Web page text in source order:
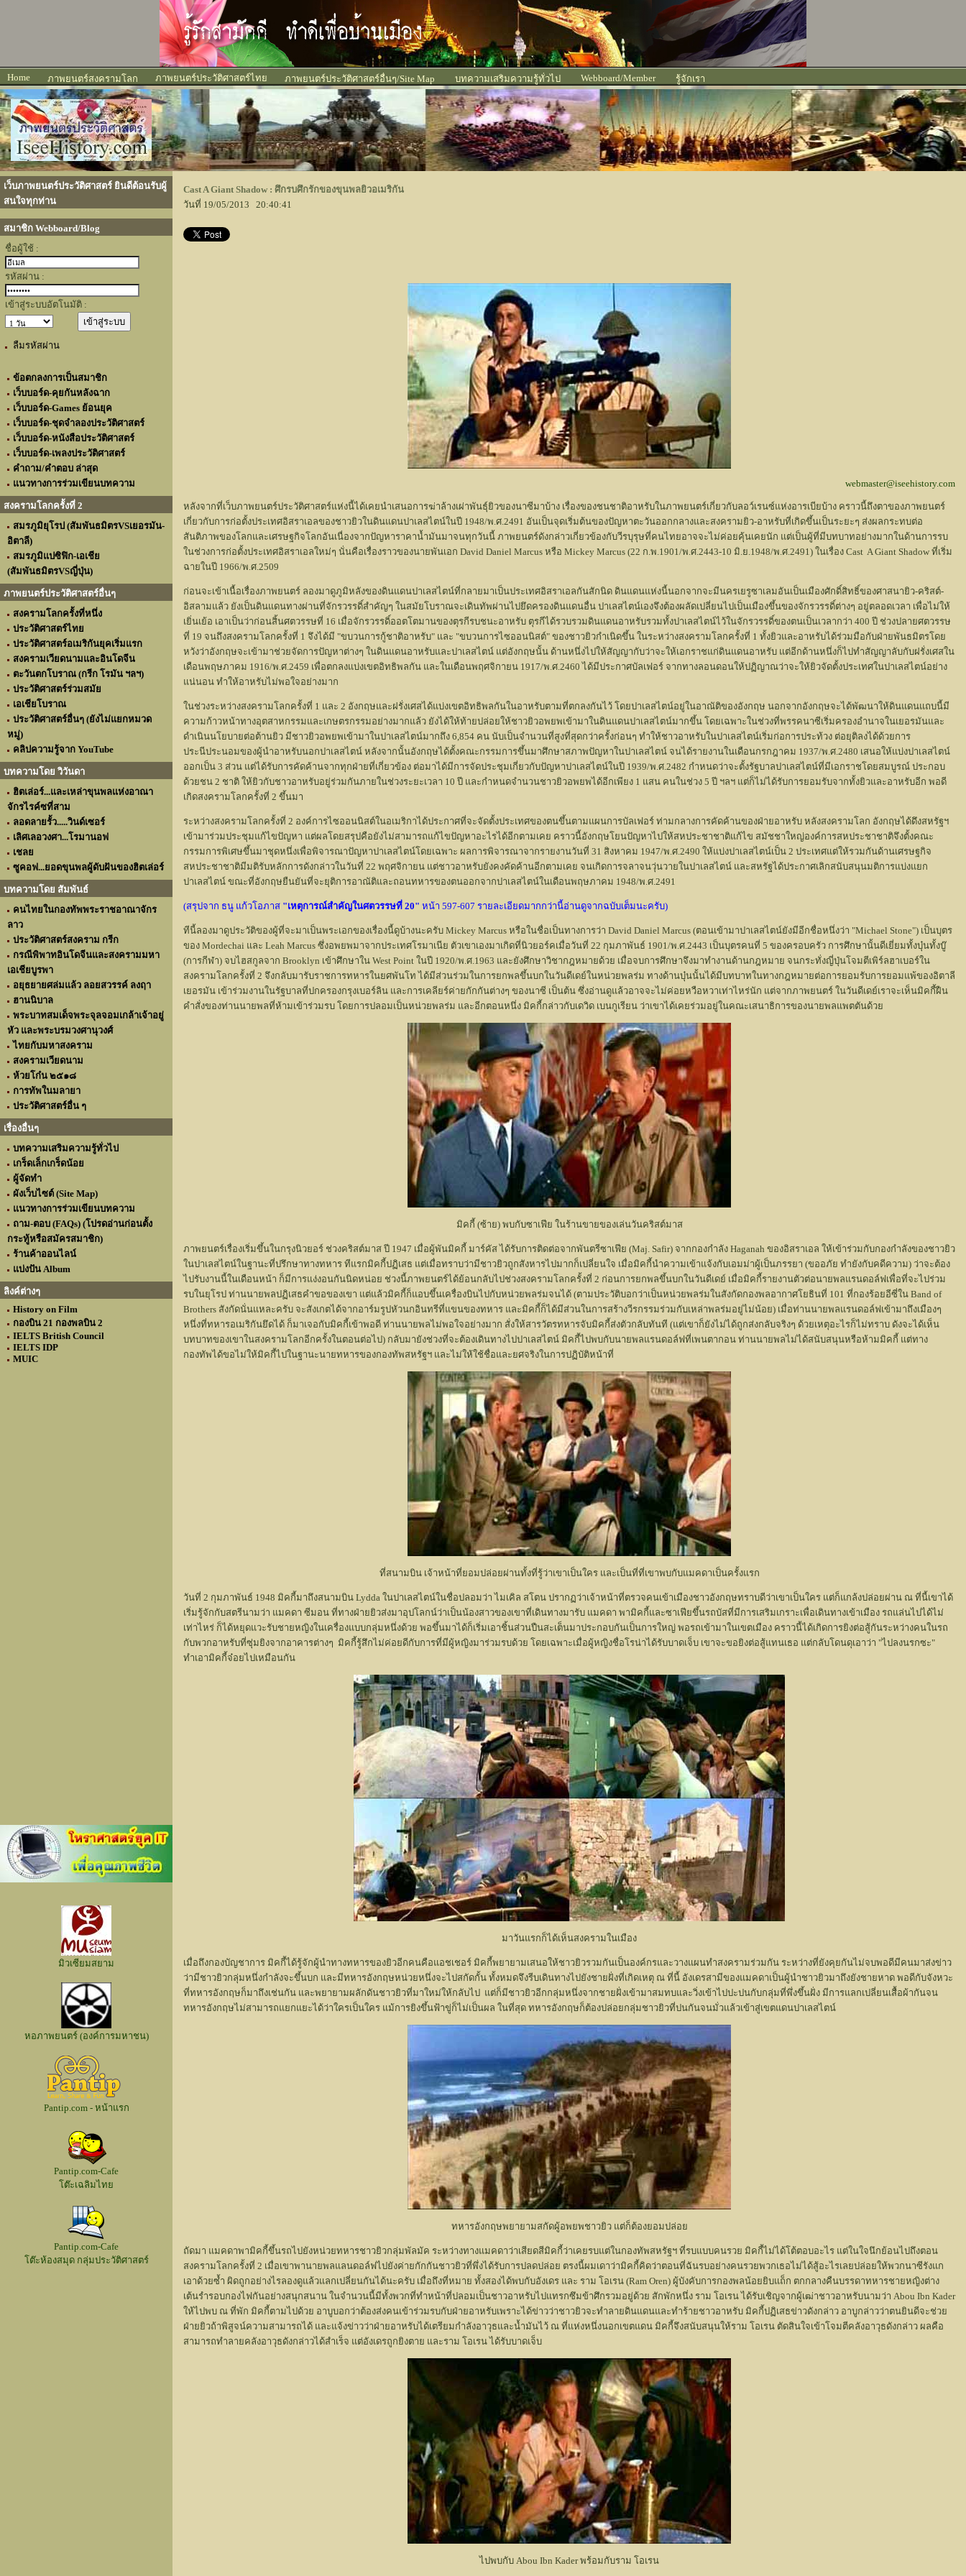
Home ภาพยนตร์สงครามโลก ภาพยนตร์ประวัติศาสตร์ไทย ภาพยนตร์ประวัติศาสตร์อื่นๆ/Site Map บทความเสริมความรู้ทั่วไป Webboard/Member รู้จักเรา
เว็บภาพยนตร์ประวัติศาสตร์ ยินดีต้อนรับผู้
สนใจทุกท่าน
สมาชิก Webboard/Blog
ชื่อผู้ใช้ :
รหัสผ่าน :
เข้าสู่ระบบอัตโนมัติ :
ลืมรหัสผ่าน
ข้อตกลงการเป็นสมาชิก
เว็บบอร์ด-คุยกันหลังฉาก
เว็บบอร์ด-Games ย้อนยุค
เว็บบอร์ด-ชุดจำลองประวัติศาสตร์
เว็บบอร์ด-หนังสือประวัติศาสตร์
เว็บบอร์ด-เพลงประวัติศาสตร์
คำถาม/คำตอบ ล่าสุด
แนวทางการร่วมเขียนบทความ
สงครามโลกครั้งที่ 2
สมรภูมิยุโรป (สัมพันธมิตรVSเยอรมัน-
อิตาลี)
สมรภูมิแปซิฟิก-เอเชีย
(สัมพันธมิตรVSญี่ปุ่น)
ภาพยนตร์ประวัติศาสตร์อื่นๆ
สงครามโลกครั้งที่หนึ่ง
ประวัติศาสตร์ไทย
ประวัติศาสตร์อเมริกันยุคเริ่มแรก
สงครามเวียดนามและอินโดจีน
ตะวันตกโบราณ (กรีก โรมัน ฯลฯ)
ประวัติศาสตร์ร่วมสมัย
เอเชียโบราณ
ประวัติศาสตร์อื่นๆ (ยังไม่แยกหมวด
หมู่)
คลิปความรู้จาก YouTube
บทความโดย วิวันดา
ฮิตเล่อร์...และเหล่าขุนพลแห่งอาณา
จักรไรค์ซที่สาม
ลอดลายรั้ว.....วินด์เซอร์
เลิศเลอวงศา...โรมานอฟ
เชลย
ซูคอฟ...ยอดขุนพลผู้ดับฝันของฮิตเล่อร์
บทความโดย สัมพันธ์
คนไทยในกองทัพพระราชอาณาจักร
ลาว
ประวัติศาสตร์สงคราม กรีก
กรณีพิพาทอินโดจีนและสงครามมหา
เอเชียบูรพา
อยุธยายศล่มแล้ว ลอยสวรรค์ ลงฤา
ฮานนิบาล
พระบาทสมเด็จพระจุลจอมเกล้าเจ้าอยู่
หัว และพระบรมวงศานุวงศ์
ไทยกับมหาสงคราม
สงครามเวียดนาม
ห้วยโก๋น ๒๕๑๘
การทัพในมลายา
ประวัติศาสตร์อื่น ๆ
เรื่องอื่นๆ
บทความเสริมความรู้ทั่วไป
เกร็ดเล็กเกร็ดน้อย
ผู้จัดทำ
ผังเว็บไซต์ (Site Map)
แนวทางการร่วมเขียนบทความ
ถาม-ตอบ (FAQs) (โปรดอ่านก่อนตั้ง
กระทู้หรือสมัครสมาชิก)
ร้านค้าออนไลน์
แบ่งปัน Album
ลิงค์ต่างๆ
History on Film
กองบิน 21 กองพลบิน 2
IELTS British Council
IELTS IDP
MUIC
มิวเซียมสยาม
หอภาพยนตร์ (องค์การมหาชน)
Pantip.com - หน้าแรก
Pantip.com-Cafe
โต๊ะเฉลิมไทย
Pantip.com-Cafe
โต๊ะห้องสมุด กลุ่มประวัติศาสตร์
Cast A Giant Shadow : ศึกรบศึกรักของขุนพลยิวอเมริกัน
วันที่ 19/05/2013 20:40:41
webmaster@iseehistory.com
หลังจากที่เว็บภาพยนตร์ประวัติศาสตร์แห่งนี้ได้เคยนำเสนอการฆ่าล้างเผ่าพันธุ์ยิวของนาซีมาบ้าง เรื่องของชนชาติอาหรับในภาพยนตร์เกี่ยวกับลอว์เรนซ์แห่งอารเบียบ้าง คราวนี้ถึงตาของภาพยนตร์
เกี่ยวกับการก่อตั้งประเทศอิสราเอลของชาวยิวในดินแดนปาเลสไตน์ในปี 1948/พ.ศ.2491 อันเป็นจุดเริ่มต้นของปัญหาตะวันออกกลางและสงครามยิว-อาหรับที่เกิดขึ้นเป็นระยะๆ ส่งผลกระทบต่อ
สันติภาพของโลกและเศรษฐกิจโลกอันเนื่องจากปัญหาราคาน้ำมันมาจนทุกวันนี้ ภาพยนตร์ดังกล่าวเกี่ยวข้องกับวีรบุรุษที่คนไทยอาจจะไม่ค่อยคุ้นเคยนัก แต่เป็นผู้ที่มีบทบาทอย่างมากในด้านการรบ
ในช่วงการก่อตั้งประเทศอิสราเอลใหม่ๆ นั่นคือเรื่องราวของนายพันเอก David Daniel Marcus หรือ Mickey Marcus (22 ก.พ.1901/พ.ศ.2443-10 มิ.ย.1948/พ.ศ.2491) ในเรื่อง Cast A Giant Shadow ที่เริ่ม
ฉายในปี 1966/พ.ศ.2509
ก่อนจะเข้าเนื้อเรื่องภาพยนตร์ ลองมาดูภูมิหลังของดินแดนปาเลสไตน์ที่กลายมาเป็นประเทศอิสราเอลกันสักนิด ดินแดนแห่งนี้นอกจากจะมีนครเยรูซาเลมอันเป็นเมืองศักดิ์สิทธิ์ของศาสนายิว-คริสต์-
อิสลามแล้ว ยังเป็นดินแดนทางผ่านที่จักรวรรดิ์สำคัญๆ ในสมัยโบราณจะเดินทัพผ่านไปยึดครองดินแดนอื่น ปาเลสไตน์เองจึงต้องผลัดเปลี่ยนไปเป็นเมืองขึ้นของจักรวรรดิ์ต่างๆ อยู่ตลอดเวลา เพื่อไม่ให้
เยิ่นเย้อ เอาเป็นว่าก่อนสิ้นศตวรรษที่ 16 เมื่อจักรวรรดิ์ออตโตมานของตุรกีรบชนะอาหรับ ตุรกีได้รวบรวมดินแดนอาหรับรวมทั้งปาเลสไตน์ไว้ในจักรวรรดิ์ของตนเป็นเวลากว่า 400 ปี ช่วงปลายศตวรรษ
ที่ 19 จนถึงสงครามโลกครั้งที่ 1 จึงได้มี "ขบวนการกู้ชาติอาหรับ" และ "ขบวนการไซออนนิสต์" ของชาวยิวกำเนิดขึ้น ในระหว่างสงครามโลกครั้งที่ 1 ทั้งยิวและอาหรับได้ร่วมมือกับฝ่ายพันธมิตรโดย
หวังว่าอังกฤษจะเข้ามาช่วยจัดการปัญหาต่างๆ ในดินแดนอาหรับและปาเลสไตน์ แต่อังกฤษนั้น ด้านหนึ่งไปให้สัญญากับว่าจะให้เอกราชแก่ดินแดนอาหรับ แต่อีกด้านหนึ่งก็ไปทำสัญญาลับกับฝรั่งเศสใน
เดือนพฤษภาคม 1916/พ.ศ.2459 เพื่อตกลงแบ่งเขตอิทธิพลกัน และในเดือนพฤศจิกายน 1917/พ.ศ.2460 ได้มีประกาศบัลเฟอร์ จากทางลอนดอนให้ปฏิญาณว่าจะให้ยิวจัดตั้งประเทศในปาเลสไตน์อย่าง
แน่นอน ทำให้อาหรับไม่พอใจอย่างมาก
ในช่วงระหว่างสงครามโลกครั้งที่ 1 และ 2 อังกฤษและฝรั่งเศสได้แบ่งเขตอิทธิพลกันในอาหรับตามที่ตกลงกันไว้ โดยปาเลสไตน์อยู่ในอาณัติของอังกฤษ นอกจากอังกฤษจะได้พัฒนาให้ดินแดนแถบนี้มี
ความก้าวหน้าทางอุตสาหกรรมและเกษตรกรรมอย่างมากแล้ว ยังได้ให้ท้ายปล่อยให้ชาวยิวอพยพเข้ามาในดินแดนปาเลสไตน์มากขึ้น โดยเฉพาะในช่วงที่พรรคนาซีเริ่มครองอำนาจในเยอรมันและ
ดำเนินนโยบายต่อต้านยิว มีชาวยิวอพยพเข้ามาในปาเลสไตน์มากถึง 6,854 คน นับเป็นจำนวนที่สูงที่สุดกว่าครั้งก่อนๆ ทำให้ชาวอาหรับในปาเลสไตน์เริ่มก่อการประท้วง ต่อยุติลงได้ด้วยการ
ประนีประนอมของผู้นำอาหรับนอกปาเลสไตน์ หลังจากนั้นอังกฤษได้ตั้งคณะกรรมการขึ้นมาศึกษาสภาพปัญหาในปาเลสไตน์ จนได้รายงานในเดือนกรกฎาคม 1937/พ.ศ.2480 เสนอให้แบ่งปาเลสไตน์
ออกเป็น 3 ส่วน แต่ได้รับการคัดค้านจากทุกฝ่ายที่เกี่ยวข้อง ต่อมาได้มีการจัดประชุมเกี่ยวกับปัญหาปาเลสไตน์ในปี 1939/พ.ศ.2482 กำหนดว่าจะตั้งรัฐบาลปาเลสไตน์ที่มีเอกราชโดยสมบูรณ์ ประกอบ
ด้วยชน 2 ชาติ ให้ยิวกับชาวอาหรับอยู่ร่วมกันภายในช่วงระยะเวลา 10 ปี และกำหนดจำนวนชาวยิวอพยพได้อีกเพียง 1 แสน คนในช่วง 5 ปี ฯลฯ แต่ก็ไม่ได้รับการยอมรับจากทั้งยิวและอาหรับอีก พอดี
เกิดสงครามโลกครั้งที่ 2 ขึ้นมา
ระหว่างสงครามโลกครั้งที่ 2 องค์การไซออนนิสต์ในอเมริกาได้ประกาศที่จะจัดตั้งประเทศของตนขึ้นตามแผนการบัลเฟอร์ ท่ามกลางการคัดค้านของฝ่ายอาหรับ หลังสงครามโลก อังกฤษได้ดึงสหรัฐฯ
เข้ามาร่วมประชุมแก้ไขปัญหา แต่ผลโดยสรุปคือยังไม่สามารถแก้ไขปัญหาอะไรได้อีกตามเคย คราวนี้อังกฤษโยนปัญหาไปให้สหประชาชาติแก้ไข สมัชชาใหญ่องค์การสหประชาชาติจึงตั้งคณะ
กรรมการพิเศษขึ้นมาชุดหนึ่งเพื่อพิจารณาปัญหาปาเลสไตน์โดยเฉพาะ ผลการพิจารณาจากรายงานวันที่ 31 สิงหาคม 1947/พ.ศ.2490 ให้แบ่งปาเลสไตน์เป็น 2 ประเทศแต่ให้รวมกันด้านเศรษฐกิจ
สหประชาชาติมีมติรับหลักการดังกล่าวในวันที่ 22 พฤศจิกายน แต่ชาวอาหรับยังคงคัดค้านอีกตามเคย จนเกิดการจลาจนวุ่นวายในปาเลสไตน์ และสหรัฐได้ประกาศเลิกสนับสนุนมติการแบ่งแยก
ปาเลสไตน์ ขณะที่อังกฤษยืนยันที่จะยุติการอาณัติและถอนทหารของตนออกจากปาเลสไตน์ในเดือนพฤษภาคม 1948/พ.ศ.2491
(สรุปจาก ธนู แก้วโอภาส "เหตุการณ์สำคัญในศตวรรษที่ 20" หน้า 597-607 รายละเอียดมากกว่านี้อ่านดูจากฉบับเต็มนะครับ)
ทีนี้ลองมาดูประวัติของผู้ที่จะมาเป็นพระเอกของเรื่องนี้ดูบ้างนะครับ Mickey Marcus หรือในชื่อเป็นทางการว่า David Daniel Marcus (ตอนเข้ามาปาเลสไตน์ยังมีอีกชื่อหนึ่งว่า "Michael Stone") เป็นบุตร
ของ Mordechai และ Leah Marcus ซึ่งอพยพมาจากประเทศโรมาเนีย ตัวเขาเองมาเกิดที่นิวยอร์คเมื่อวันที่ 22 กุมภาพันธ์ 1901/พ.ศ.2443 เป็นบุตรคนที่ 5 ของครอบครัว การศึกษานั้นดีเยี่ยมทั้งบุ๋นทั้งบู๊
(การกีฬา) จบไฮสกูลจาก Brooklyn เข้าศึกษาใน West Point ในปี 1920/พ.ศ.1963 และยังศึกษาวิชากฎหมายด้วย เมื่อจบการศึกษาจึงมาทำงานด้านกฎหมาย จนกระทั่งญี่ปุ่นโจมตีเพิร์ลฮาเบอร์ใน
สงครามโลกครั้งที่ 2 จึงกลับมารับราชการทหารในยศพันโท ได้มีส่วนร่วมในการยกพลขึ้นบกในวันดีเดย์ในหน่วยพลร่ม ทางด้านบุ๋นนั้นได้มีบทบาทในทางกฎหมายต่อการยอมรับการยอมแพ้ของอิตาลี
เยอรมัน เข้าร่วมงานในรัฐบาลที่ปกครองกรุงเบอร์ลิน และการเคลียร์ค่ายกักกันต่างๆ ของนาซี เป็นต้น ซึ่งอ่านดูแล้วอาจจะไม่ค่อยหวือหวาเท่าไหร่นัก แต่จากภาพยนตร์ ในวันดีเดย์เราจะเห็นมิคกี้ฝืน
คำสั่งของท่านนายพลที่ห้ามเข้าร่วมรบ โดยการปลอมเป็นหน่วยพลร่ม และอีกตอนหนึ่ง มิคกี้กล่าวกับเดวิด เบนกูเรียน ว่าเขาได้เคยร่วมอยู่ในคณะเสนาธิการของนายพลแพตตันด้วย
มิคกี้ (ซ้าย) พบกับซาเฟีย ในร้านขายของเล่นวันคริสต์มาส
ภาพยนตร์เรื่องเริ่มขึ้นในกรุงนิวยอร์ ช่วงคริสต์มาส ปี 1947 เมื่อผู้พันมิคกี้ มาร์คัส ได้รับการติดต่อจากพันตรีซาเฟีย (Maj. Safir) จากกองกำลัง Haganah ของอิสราเอล ให้เข้าร่วมกับกองกำลังของชาวยิว
ในปาเลสไตน์ในฐานะที่ปรึกษาทางทหาร ทีแรกมิคกี้ปฏิเสธ แต่เมื่อทราบว่ามีชาวยิวถูกสังหารไปมากก็เปลี่ยนใจ เมื่อมิคกี้นำความเข้าแจ้งกับเอมม่าผู้เป็นภรรยา (ขออภัย ทำยังกับคดีความ) ว่าจะต้อง
ไปรับงานนี้ในเดือนหน้า ก็มีการแง่งอนกันนิดหน่อย ช่วงนี้ภาพยนตร์ได้ย้อนกลับไปช่วงสงครามโลกครั้งที่ 2 ก่อนการยกพลขึ้นบกในวันดีเดย์ เมื่อมิคกี้รายงานตัวต่อนายพลแรนดอล์ฟเพื่อที่จะไปร่วม
รบในยุโรป ท่านนายพลปฏิเสธคำขอของเขา แต่แล้วมิคกี้ก็แอบขึ้นเครื่องบินไปกับหน่วยพลร่มจนได้ (ตามประวัติบอกว่าเป็นหน่วยพลร่มในสังกัดกองพลอากาศโยธินที่ 101 ที่กองร้อยอีซี่ใน Band of
Brothers สังกัดนั่นแหละครับ จะสังเกตได้จากอาร์มรูปหัวนกอินทรีที่แขนของทหาร และมิคกี้ก็ได้มีส่วนในการสร้างวีรกรรมร่วมกับเหล่าพลร่มอยู่ไม่น้อย) เมื่อท่านนายพลแรนดอล์ฟเข้ามาถึงเมืองๆ
หนึ่งที่ทหารอเมริกันยึดได้ ก็มาเจอกับมิคกี้เข้าพอดี ท่านนายพลไม่พอใจอย่างมาก สั่งให้สารวัตรทหารจับมิคกี้ส่งตัวกลับทันที (แต่เขาก็ยังไม่ได้ถูกส่งกลับจริงๆ ด้วยเหตุอะไรก็ไม่ทราบ ดังจะได้เห็น
บทบาทของเขาในสงครามโลกอีกครั้งในตอนต่อไป) กลับมายังช่วงที่จะต้องเดินทางไปปาเลสไตน์ มิคกี้ไปพบกับนายพลแรนดอล์ฟที่เพนตากอน ท่านนายพลไม่ได้สนับสนุนหรือห้ามมิคกี้ แต่ทาง
กองทัพได้ขอไม่ให้มิคกี้ไปในฐานะนายทหารของกองทัพสหรัฐฯ และไม่ให้ใช้ชื่อและยศจริงในการปฏิบัติหน้าที่
ที่สนามบิน เจ้าหน้าที่ยอมปล่อยผ่านทั้งที่รู้ว่าเขาเป็นใคร และเป็นที่ที่เขาพบกับแมคดาเป็นครั้งแรก
วันที่ 2 กุมภาพันธ์ 1948 มิคกี้มาถึงสนามบิน Lydda ในปาเลสไตน์ในชื่อปลอมว่า ไมเคิล สโตน ปรากฏว่าเจ้าหน้าที่ตรวจคนเข้าเมืองชาวอังกฤษทราบดีว่าเขาเป็นใคร แต่ก็แกล้งปล่อยผ่าน ณ ที่นี้เขาได้
เริ่มรู้จักกับสตรีนามว่า แมคดา ซีมอน ที่ทางฝ่ายยิวส่งมาอุปโลกน์ว่าเป็นน้องสาวของเขาที่เดินทางมารับ แมคดา พามิคกี้และซาเฟียขึ้นรถบัสที่มีการเสริมเกราะเพื่อเดินทางเข้าเมือง รถแล่นไปได้ไม่
เท่าไหร่ ก็ได้หยุดแวะรับชายหญิงในเครื่องแบบกลุ่มหนึ่งด้วย พอขึ้นมาได้ก็เริ่มเอาชิ้นส่วนปืนสะเต็นมาประกอบกันเป็นการใหญ่ พอรถเข้ามาในเขตเมือง คราวนี้ได้เกิดการยิงต่อสู้กันระหว่างคนในรถ
กับพวกอาหรับที่ซุ่มยิงจากอาคารต่างๆ มิคกี้รู้สึกไม่ค่อยดีกับการที่มีผู้หญิงมาร่วมรบด้วย โดยเฉพาะเมื่อผู้หญิงชื่อโรน่าได้รับบาดเจ็บ เขาจะขอยิงต่อสู้แทนเธอ แต่กลับโดนดุเอาว่า "ไปลงนรกซะ"
ทำเอามิคกี้จ๋อยไปเหมือนกัน
มาวันแรกก็ได้เห็นสงครามในเมือง
เมื่อถึงกองบัญชาการ มิคกี้ได้รู้จักผู้นำทางทหารของยิวอีกคนคือแอชเชอร์ มิคกี้พยายามเสนอให้ชาวยิวรวมกันเป็นองค์กรและวางแผนทำสงครามร่วมกัน ระหว่างที่ยังคุยกันไม่จบพอดีมีคนมาส่งข่าว
ว่ามีชาวยิวกลุ่มหนึ่งกำลังจะขึ้นบก และมีทหารอังกฤษหน่วยหนึ่งจะไปสกัดกั้น ทั้งหมดจึงรีบเดินทางไปยังชายฝั่งที่เกิดเหตุ ณ ที่นี้ อังเดรสามีของแมคดาเป็นผู้นำชาวยิวมาถึงยังชายหาด พอดีกับจังหวะ
ที่ทหารอังกฤษก็มาถึงเช่นกัน และพยายามผลักดันชาวยิวที่มาใหม่ให้กลับไป แต่ก็มีชาวยิวอีกกลุ่มหนึ่งจากชายฝั่งเข้ามาสมทบและวิ่งเข้าไปปะปนกับกลุ่มที่พึ่งขึ้นฝั่ง มีการแลกเปลี่ยนเสื้อผ้ากันจน
ทหารอังกฤษไม่สามารถแยกแยะได้ว่าใครเป็นใคร แม้การยิงขึ้นฟ้าขู่ก็ไม่เป็นผล ในที่สุด ทหารอังกฤษก็ต้องปล่อยกลุ่มชาวยิวที่ปนกันจนมั่วแล้วเข้าสู่เขตแดนปาเลสไตน์
ทหารอังกฤษพยายามสกัดผู้อพยพชาวยิว แต่ก็ต้องยอมปล่อย
ถัดมา แมคดาพามิคกี้ขึ้นรถไปยังหน่วยทหารชาวยิวกลุ่มพัลมัค ระหว่างทางแมคดาว่าเสียดสีมิคกี้ว่าเคยรบแต่ในกองทัพสหรัฐฯ ที่รบแบบคนรวย มิคกี้ไม่ได้โต้ตอบอะไร แต่ในใจนึกย้อนไปถึงตอน
สงครามโลกครั้งที่ 2 เมื่อเขาพานายพลแลนดอล์ฟไปยังค่ายกักกันชาวยิวที่พึ่งได้รับการปลดปล่อย ตรงนี้ผมเดาว่ามิคกี้คิดว่าตอนที่ฉันรบอย่างคนรวยพวกเธอไม่ได้สู้อะไรเลยปล่อยให้พวกนาซีรังแก
เอาด้วยซ้ำ ผิดถูกอย่างไรลองดูแล้วแลกเปลี่ยนกันได้นะครับ เมื่อถึงที่หมาย ทั้งสองได้พบกับอังเดร และ ราม โอเรน (Ram Oren) ผู้บังคับการกองพลน้อยยิบแถ็ก ตกกลางคืนบรรดาทหารชายหญิงต่าง
เต้นรำรอบกองไฟกันอย่างสนุกสนาน ในจำนวนนี้มีทั้งพวกที่ทำหน้าที่ปลอมเป็นชาวอาหรับไปแทรกซึมข้าศึกรวมอยู่ด้วย สักพักหนึ่ง ราม โอเรน ได้รับเชิญจากผู้เฒ่าชาวอาหรับนามว่า Abou Ibn Kader
ให้ไปพบ ณ ที่พัก มิคกี้ตามไปด้วย อาบูบอกว่าต้องส่งคนเข้าร่วมรบกับฝ่ายอาหรับเพราะได้ข่าวว่าชาวยิวจะทำลายดินแดนและทำร้ายชาวอาหรับ มิคกี้ปฏิเสธข่าวดังกล่าว อาบูกล่าวว่าตนยินดีจะช่วย
ฝ่ายยิวถ้าพิสูจน์ความสามารถได้ และแจ้งข่าวว่าฝ่ายอาหรับได้เตรียมกำลังอาวุธและน้ำมันไว้ ณ ที่แห่งหนึ่งนอกเขตแดน มิคกี้จึงสนับสนุนให้ราม โอเรน ตัดสินใจเข้าโจมตีคลังอาวุธดังกล่าว ผลคือ
สามารถทำลายคลังอาวุธดังกล่าวได้สำเร็จ แต่อังเดรถูกยิงตาย และราม โอเรน ได้รับบาดเจ็บ
ไปพบกับ Abou Ibn Kader พร้อมกับราม โอเรน